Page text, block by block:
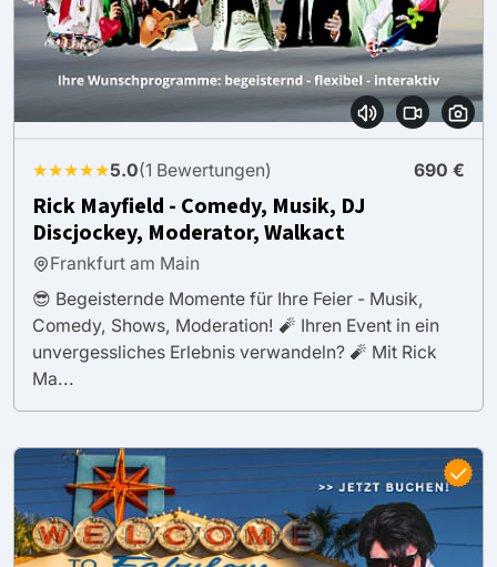
★★★★★5.0(1 Bewertungen) 690 €
Rick Mayfield - Comedy, Musik, DJ
Discjockey, Moderator, Walkact
Frankfurt am Main
😎 Begeisternde Momente für Ihre Feier - Musik,
Comedy, Shows, Moderation! 🧨 Ihren Event in ein
unvergessliches Erlebnis verwandeln? 🧨 Mit Rick
Ma...